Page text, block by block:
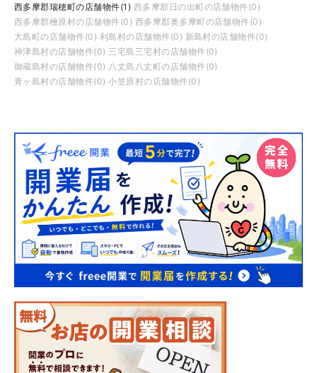
西多摩郡瑞穂町の店舗物件(1) 西多摩郡日の出町の店舗物件(0)
西多摩郡檜原村の店舗物件(0) 西多摩郡奥多摩町の店舗物件(0)
大島町の店舗物件(0) 利島村の店舗物件(0) 新島村の店舗物件(0)
神津島村の店舗物件(0) 三宅島三宅村の店舗物件(0)
御蔵島村の店舗物件(0) 八丈島八丈町の店舗物件(0)
青ヶ島村の店舗物件(0) 小笠原村の店舗物件(0)